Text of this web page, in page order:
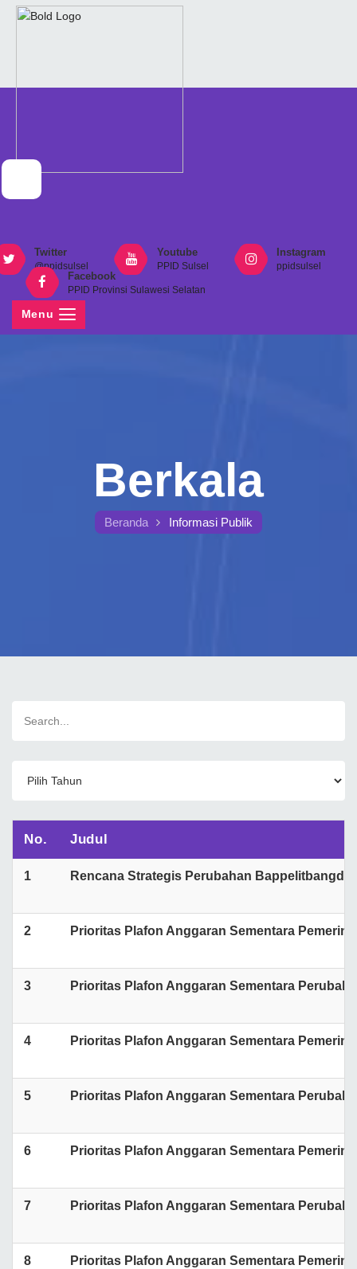
Twitter
@ppidsulsel
Youtube
PPID Sulsel
Instagram
ppidsulsel
Facebook
PPID Provinsi Sulawesi Selatan
Menu
Berkala
Beranda Informasi Publik
No. Judul
1 Rencana Strategis Perubahan
2 Prioritas Plafon Anggaran Sementara
3 Prioritas Plafon Anggaran Sementara
4 Prioritas Plafon Anggaran Sementara
5 Prioritas Plafon Anggaran Sementara
6 Prioritas Plafon Anggaran Sementara
7 Prioritas Plafon Anggaran Sementara
8 Prioritas Plafon Anggaran Sementara